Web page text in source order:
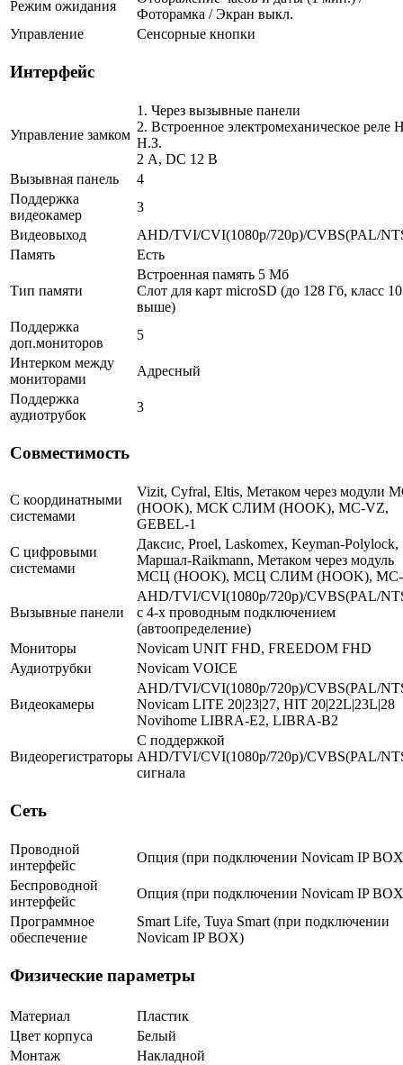
Режим ожидания
Фоторамка / Экран выкл.
Управление
Сенсорные кнопки
Интерфейс
Управление замком
1. Через вызывные панели
2. Встроенное электромеханическое реле
Н.З.
2 A, DC 12 В
Вызывная панель
4
Поддержка
видеокамер
3
Видеовыход
AHD/TVI/CVI(1080p/720p)/CVBS(PAL/
Память
Есть
Тип памяти
Встроенная память 5 Мб
Слот для карт microSD (до 128 Гб, класс
выше)
Поддержка
доп.мониторов
5
Интерком между
мониторами
Адресный
Поддержка
аудиотрубок
3
Совместимость
С координатными
системами
Vizit, Cyfral, Eltis, Метаком через модули
(HOOK), МСК СЛИМ (HOOK), MC-VZ,
GEBEL-1
С цифровыми
системами
Даксис, Proel, Laskomex, Keyman-Polylock,
Маршал-Raikmann, Метаком через модуль
МСЦ (HOOK), МСЦ СЛИМ (HOOK),
Вызывные панели
AHD/TVI/CVI(1080p/720p)/CVBS(PAL/
с 4-х проводным подключением
(автоопределение)
Мониторы
Novicam UNIT FHD, FREEDOM FHD
Аудиотрубки
Novicam VOICE
Видеокамеры
AHD/TVI/CVI(1080p/720p)/CVBS(PAL/
Novicam LITE 20|23|27, HIT 20|22L|23L|28
Novihome LIBRA-E2, LIBRA-B2
Видеорегистраторы
С поддержкой
AHD/TVI/CVI(1080p/720p)/CVBS(PAL/
сигнала
Сеть
Проводной
интерфейс
Опция (при подключении Novicam IP
Беспроводной
интерфейс
Опция (при подключении Novicam IP
Программное
обеспечение
Smart Life, Tuya Smart (при подключении
Novicam IP BOX)
Физические параметры
Материал
Пластик
Цвет корпуса
Белый
Монтаж
Накладной